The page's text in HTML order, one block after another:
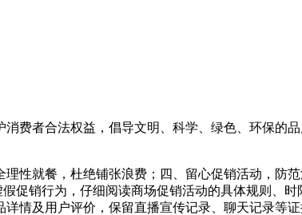
费者合法权益，倡导文明、科学、绿色、环保的
性就餐，杜绝铺张浪费；四、留心促销活动，防
促销行为，仔细阅读商场促销活动的具体规则、
情及用户评价，保留直播宣传记录、聊天记录等